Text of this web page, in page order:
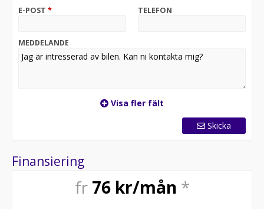
E-POST * TELEFON
MEDDELANDE
Visa fler fält
Skicka
Finansiering
fr 76kr/mån *